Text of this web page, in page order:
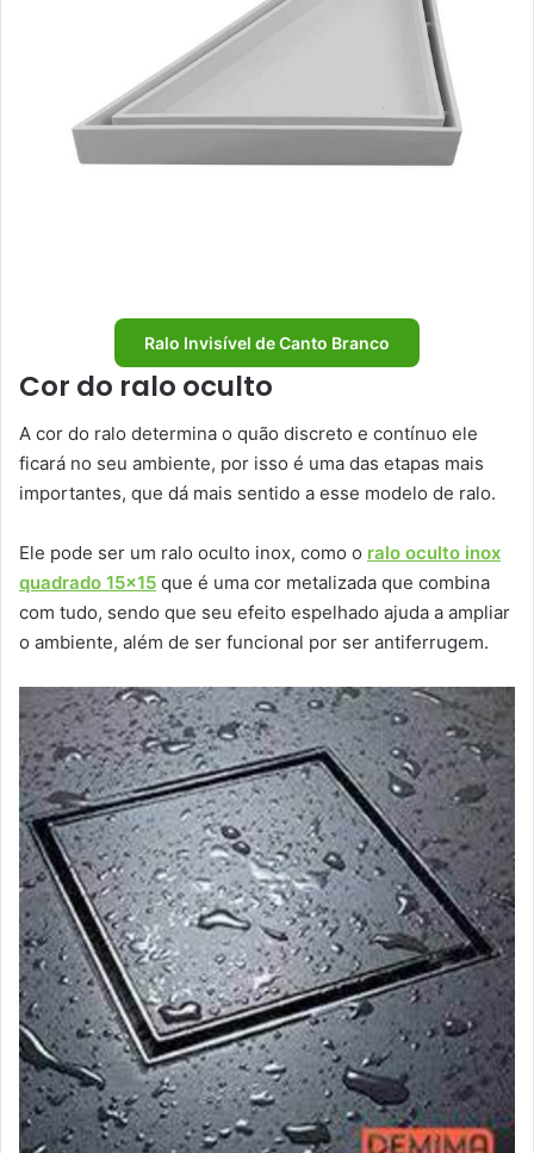
Ralo Invisível de Canto Branco
Cor do ralo oculto
A cor do ralo determina o quão discreto e contínuo ele
ficará no seu ambiente, por isso é uma das etapas mais
importantes, que dá mais sentido a esse modelo de ralo.
Ele pode ser um ralo oculto inox, como o ralo oculto inox
quadrado 15×15 que é uma cor metalizada que combina
com tudo, sendo que seu efeito espelhado ajuda a ampliar
o ambiente, além de ser funcional por ser antiferrugem.